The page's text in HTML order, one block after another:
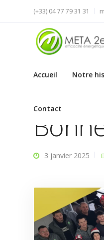
(+33) 04 77 79 31 31
Accueil Notre
Contact
3 janvier 2025